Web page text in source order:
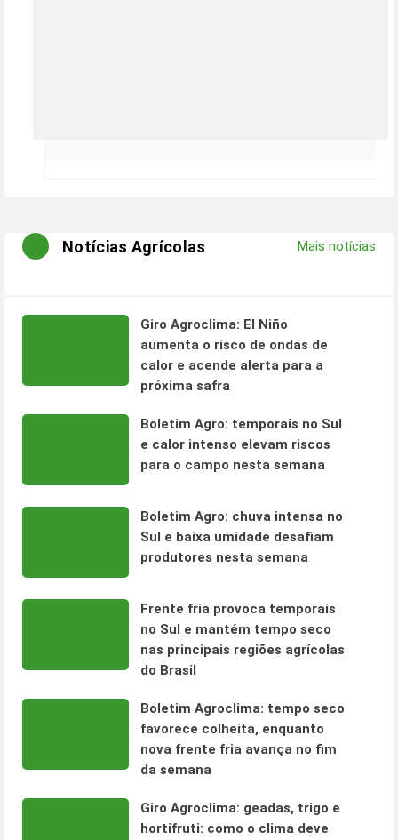
Notícias Agrícolas Mais notícias
Giro Agroclima: El Niño
aumenta o risco de ondas de
calor e acende alerta para a
próxima safra
Boletim Agro: temporais no Sul
e calor intenso elevam riscos
para o campo nesta semana
Boletim Agro: chuva intensa no
Sul e baixa umidade desafiam
produtores nesta semana
Frente fria provoca temporais
no Sul e mantém tempo seco
nas principais regiões agrícolas
do Brasil
Boletim Agroclima: tempo seco
favorece colheita, enquanto
nova frente fria avança no fim
da semana
Giro Agroclima: geadas, trigo e
hortifruti: como o clima deve